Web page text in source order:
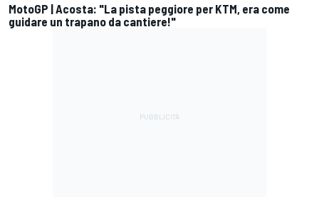
MotoGP | Acosta: "La pista peggiore per KTM, era come
guidare un trapano da cantiere!"